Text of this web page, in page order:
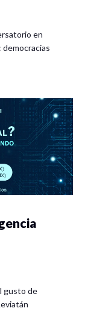
en
gusto de